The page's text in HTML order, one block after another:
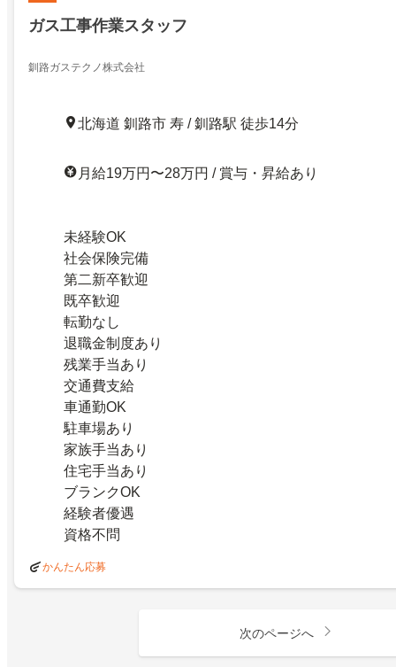
ガス工事作業スタッフ
釧路ガステクノ株式会社
北海道 釧路市 寿 / 釧路駅 徒歩14分
月給19万円〜28万円 / 賞与・昇給あり
未経験OK
社会保険完備
第二新卒歓迎
既卒歓迎
転勤なし
退職金制度あり
残業手当あり
交通費支給
車通勤OK
駐車場あり
家族手当あり
住宅手当あり
ブランクOK
経験者優遇
資格不問
かんたん応募
次のページへ